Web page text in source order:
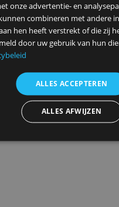
het aanmelden
te
Advertenties
cookies om inhoud
en om ons
ook informatie over uw
met onze advertentie- en
kunnen combineren met
u aan hen heeft verstrekt of
door uw gebruik van